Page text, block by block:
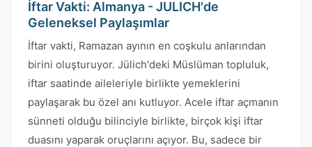
İftar Vakti: Almanya - JULICH'de
Geleneksel Paylaşımlar
İftar vakti, Ramazan ayının en coşkulu anlarından
birini oluşturuyor. Jülich'deki Müslüman topluluk,
iftar saatinde aileleriyle birlikte yemeklerini
paylaşarak bu özel anı kutluyor. Acele iftar açmanın
sünneti olduğu bilinciyle birlikte, birçok kişi iftar
duasını yaparak oruçlarını açıyor. Bu, sadece bir